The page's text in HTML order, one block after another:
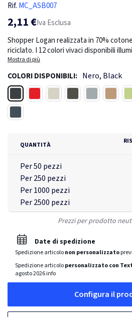
Rif. MC_ASB007
2,11 €Iva Esclusa
Shopper Logan realizzata in 70%
riciclato. I 12 colori vivaci disponibili
con 280 gsm è abbastanza robusta per
borsa ha una capacità di 15 L e supporta
comodamente con i manici da 65 cm.
38x40x8 cm.
Mostra di più
COLORI DISPONIBILI: Nero, Black
QUANTITÀ
Per 50 pezzi
Per 250 pezzi
Per 1000 pezzi
Per 2500 pezzi
Prezzi per prodotto
Date di spedizione
Spedizione articolonon personalizzato
Spedizione articolopersonalizzato con
agosto 2026info
Configura il